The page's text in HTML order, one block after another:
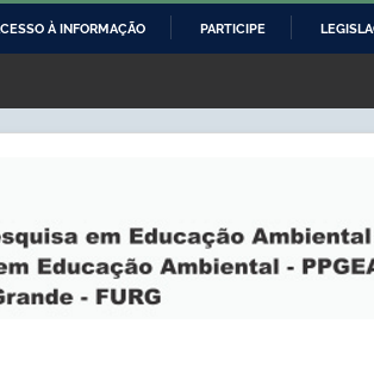
À INFORMAÇÃO PARTICIPE